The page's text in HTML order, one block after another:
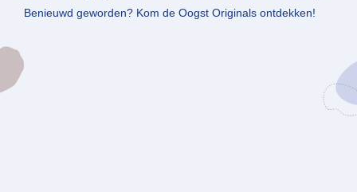
Benieuwd geworden? Kom de Oogst Originals ontdekken!